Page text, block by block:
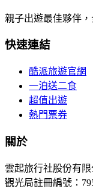
親子出遊最佳夥伴
快速連結
酷派旅遊官網
一泊送二食
超值出遊
熱門票券
關於
雲起旅行社股份有限
觀光局註冊編號：